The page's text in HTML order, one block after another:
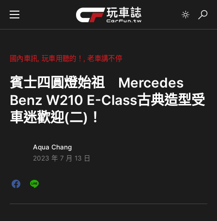
國內車訊 玩車用聽的！ 老車講不停
賓士四圓燈始祖 Mercedes
Benz W210 E-Class古典造型受
車迷歡迎(二)！
Aqua Chang
2023 年 7 月 13 日